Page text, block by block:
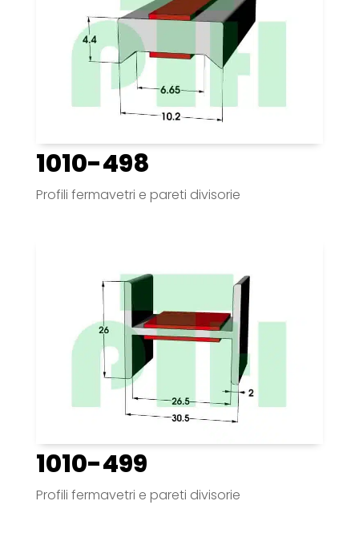
1010-498
Profili fermavetri e pareti divisorie
1010-499
Profili fermavetri e pareti divisorie